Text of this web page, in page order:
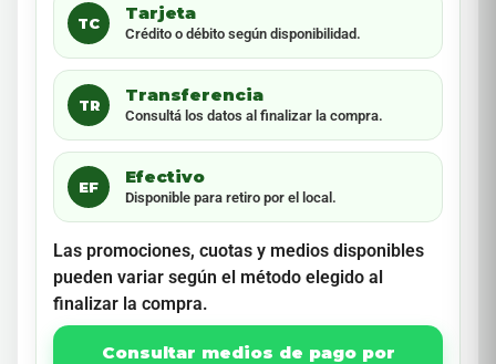
TC
Tarjeta
Crédito o débito según disponibilidad.
TR
Transferencia
Consultá los datos al finalizar la compra.
EF
Efectivo
Disponible para retiro por el local.
Las promociones, cuotas y medios disponibles
pueden variar según el método elegido al
finalizar la compra.
Consultar medios de pago por